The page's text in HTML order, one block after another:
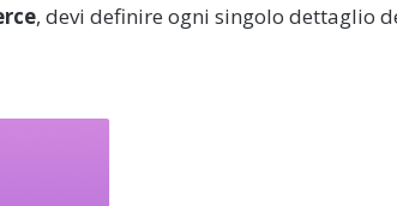
, devi definire ogni singolo dettaglio